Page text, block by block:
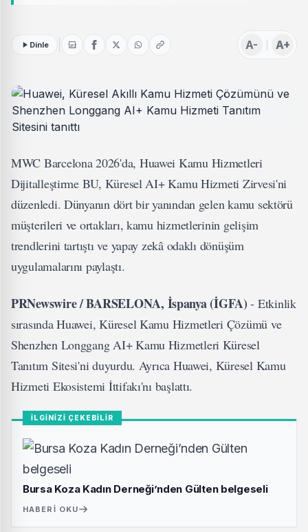
Dinle A- A+
MWC Barcelona 2026'da, Huawei Kamu Hizmetleri
Dijitalleştirme BU, Küresel AI+ Kamu Hizmeti Zirvesi'ni
düzenledi. Dünyanın dört bir yanından gelen kamu sektörü
müşterileri ve ortakları, kamu hizmetlerinin gelişim
trendlerini tartıştı ve yapay zekâ odaklı dönüşüm
uygulamalarını paylaştı.
PRNewswire / BARSELONA, İspanya (İGFA)- Etkinlik
sırasında Huawei, Küresel Kamu Hizmetleri Çözümü ve
Shenzhen Longgang AI+ Kamu Hizmetleri Küresel
Tanıtım Sitesi'ni duyurdu. Ayrıca Huawei, Küresel Kamu
Hizmeti Ekosistemi İttifakı'nı başlattı.
İLGİNİZİ ÇEKEBİLİR
Bursa Koza Kadın Derneği’nden Gülten belgeseli
HABERI OKU